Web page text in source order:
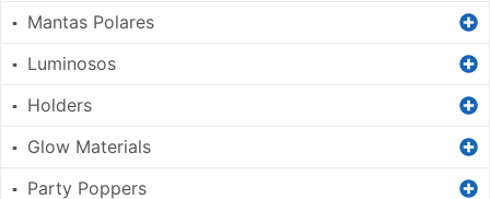
▪ Mantas Polares
▪ Luminosos
▪ Holders
▪ Glow Materials
▪ Party Poppers